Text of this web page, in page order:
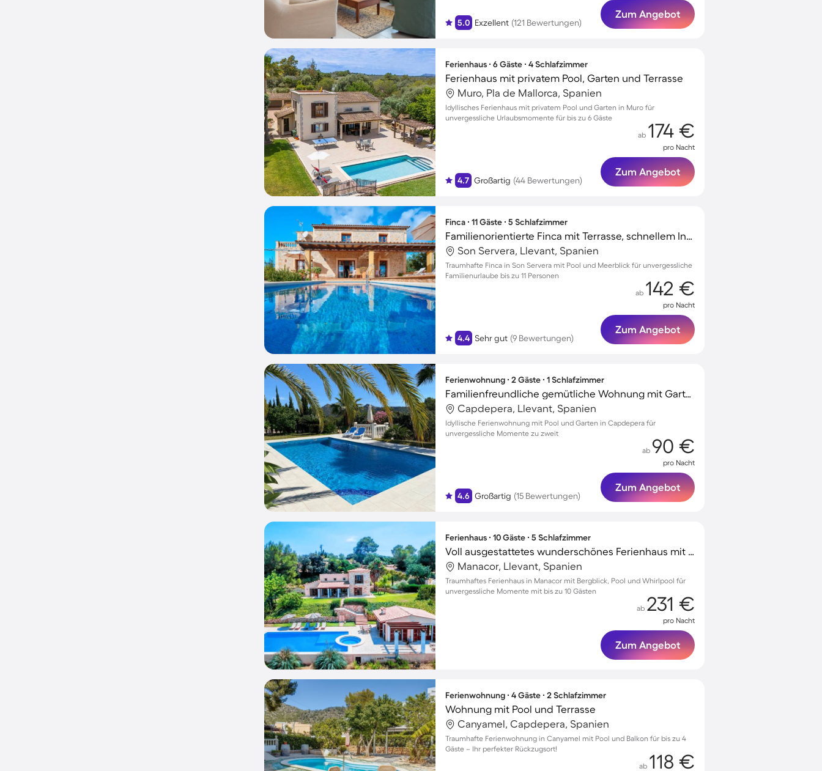
5.0 Exzellent (121 Bewertungen)
Zum Angebot
Ferienhaus ∙ 6 Gäste ∙ 4 Schlafzimmer
Ferienhaus mit privatem Pool, Garten und Terrasse
Muro, Pla de Mallorca, Spanien
Idyllisches Ferienhaus mit privatem Pool und Garten in Muro für
unvergessliche Urlaubsmomente für bis zu 6 Gäste
4.7 Großartig (44 Bewertungen)
ab 174 €
pro Nacht
Zum Angebot
Finca ∙ 11 Gäste ∙ 5 Schlafzimmer
Familienorientierte Finca mit Terrasse, schnellem Internet und privatem Pool | Gartenblick | Ideal für Homeoffice | Hunde erlaubt
Son Servera, Llevant, Spanien
Traumhafte Finca in Son Servera mit Pool und Meerblick für unvergessliche
Familienurlaube bis zu 11 Personen
4.4 Sehr gut (9 Bewertungen)
ab 142 €
pro Nacht
Zum Angebot
Ferienwohnung ∙ 2 Gäste ∙ 1 Schlafzimmer
Familienfreundliche gemütliche Wohnung mit Garten, Pool und Terrasse
Capdepera, Llevant, Spanien
Idyllische Ferienwohnung mit Pool und Garten in Capdepera für
unvergessliche Momente zu zweit
4.6 Großartig (15 Bewertungen)
ab 90 €
pro Nacht
Zum Angebot
Ferienhaus ∙ 10 Gäste ∙ 5 Schlafzimmer
Voll ausgestattetes wunderschönes Ferienhaus mit Whirlpool, Pool und Grill | Gartenblick
Manacor, Llevant, Spanien
Traumhaftes Ferienhaus in Manacor mit Bergblick, Pool und Whirlpool für
unvergessliche Momente mit bis zu 10 Gästen
ab 231 €
pro Nacht
Zum Angebot
Ferienwohnung ∙ 4 Gäste ∙ 2 Schlafzimmer
Wohnung mit Pool und Terrasse
Canyamel, Capdepera, Spanien
Traumhafte Ferienwohnung in Canyamel mit Pool und Balkon für bis zu 4
Gäste – Ihr perfekter Rückzugsort!
ab 118 €